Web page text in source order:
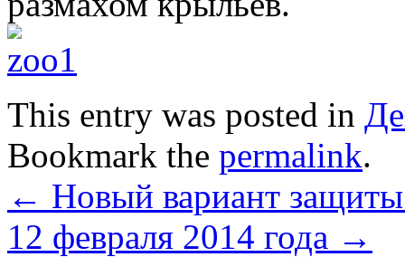
This entry was posted in
Bookmark the permalink.
← Новый вариант
12 февраля 2014 года →